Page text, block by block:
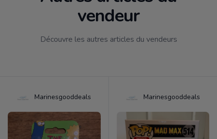
vendeur
Découvre les autres articles du vendeurs
Marinesgooddeals Marinesgooddeals